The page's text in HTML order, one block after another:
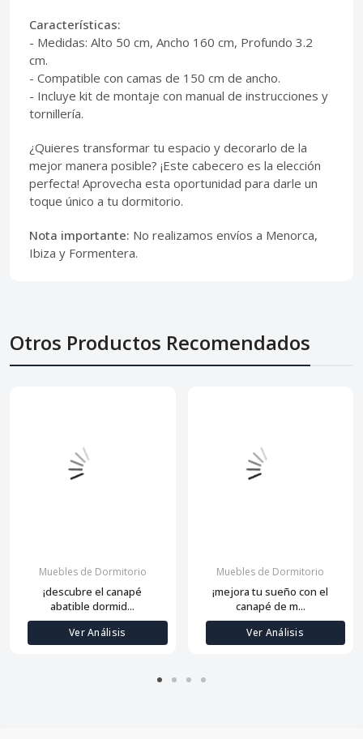
Características:
- Medidas: Alto 50 cm, Ancho 160 cm, Profundo 3.2
cm.
- Compatible con camas de 150 cm de ancho.
- Incluye kit de montaje con manual de instrucciones y
tornillería.
¿Quieres transformar tu espacio y decorarlo de la
mejor manera posible? ¡Este cabecero es la elección
perfecta! Aprovecha esta oportunidad para darle un
toque único a tu dormitorio.
Nota importante: No realizamos envíos a Menorca,
Ibiza y Formentera.
Otros Productos Recomendados
Muebles de Dormitorio
¡descubre el canapé
abatible dormid...
Ver Análisis
Muebles de Dormitorio
¡mejora tu sueño con el
canapé de m...
Ver Análisis